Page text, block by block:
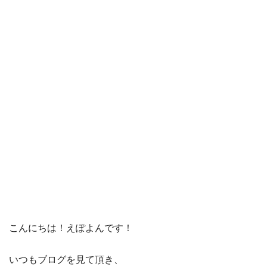
こんにちは！えぽよんです！
いつもブログを見て頂き、